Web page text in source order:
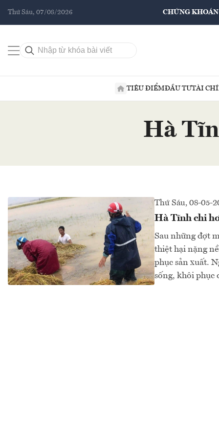
Thứ Sáu, 07/08/2026 CHỨNG KHOÁN
TIÊU ĐIỂMĐẦU TƯTÀI
Hà
Thứ Sáu, 08-05-
Hà Tĩnh chi
Sau những đợt
thiệt hại nặng
phục sản xuất.
sống, khôi phục